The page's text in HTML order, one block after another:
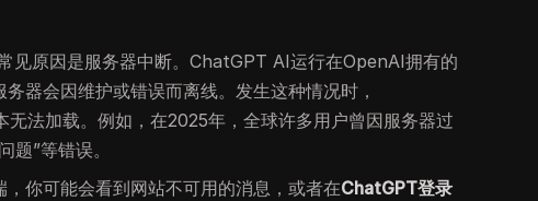
见原因是服务器中断。ChatGPT AI运行在OpenAI拥有的
器会因维护或错误而离线。发生这种情况时，
无法加载。例如，在2025年，全球许多用户曾因服务器过
题”等错误。
你可能会看到网站不可用的消息，或者在ChatGPT登录